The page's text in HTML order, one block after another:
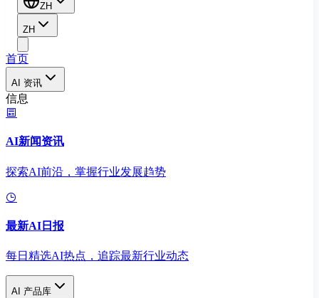
ZH
ZH
首页
AI 资讯
信息
AI新闻资讯
探索AI前沿，掌握行业发展趋势
最新AI日报
每日精选AI热点，追踪最新行业动态
AI 产品库